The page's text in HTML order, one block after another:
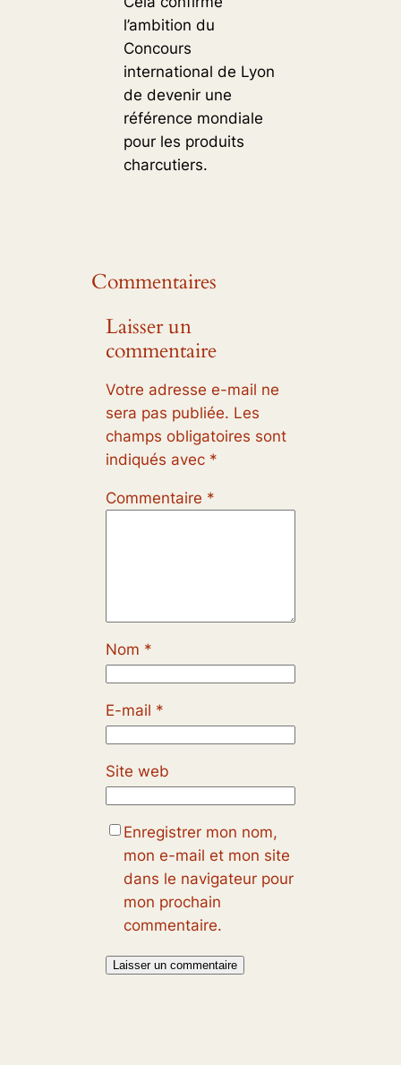
l’ambition du
Concours
international de Lyon
de devenir une
référence mondiale
pour les produits
charcutiers.
Commentaires
Laisser un
commentaire
Votre adresse e-mail ne
sera pas publiée. Les
champs obligatoires sont
indiqués avec *
Commentaire *
Nom *
E-mail *
Site web
Enregistrer mon nom,
mon e-mail et mon site
dans le navigateur pour
mon prochain
commentaire.